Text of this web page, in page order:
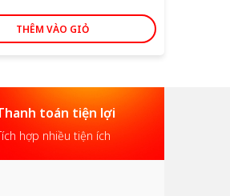
THÊM VÀO GIỎ
toán tiện lợi
hợp nhiều tiện ích